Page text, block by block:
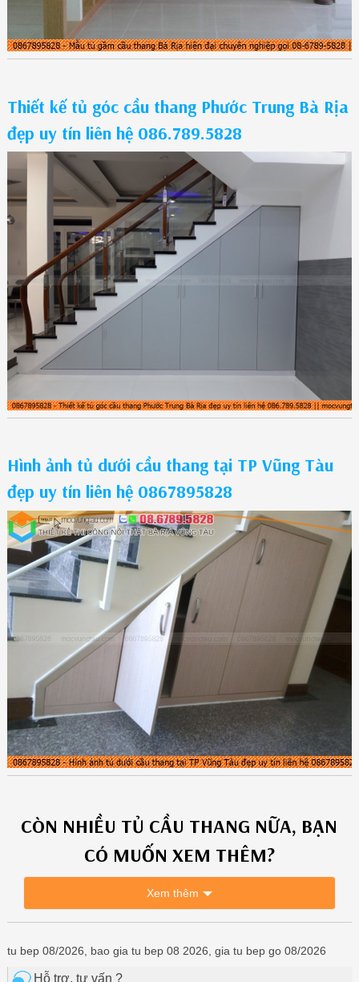
Thiết kế tủ góc cầu thang Phước Trung Bà Rịa
đẹp uy tín liên hệ 086.789.5828
Hình ảnh tủ dưới cầu thang tại TP Vũng Tàu
đẹp uy tín liên hệ 0867895828
CÒN NHIỀU TỦ CẦU THANG NỮA, BẠN
CÓ MUỐN XEM THÊM?
Xem thêm
tu bep 08/2026, bao gia tu bep 08 2026, gia tu bep go 08/2026
Hỗ trợ, tư vấn ?